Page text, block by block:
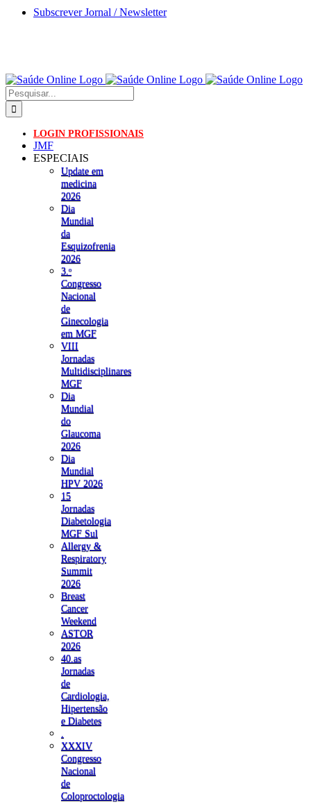
Skip
Subscrever Jornal / Newsletter
Pesquisar
LOGIN PROFISSIONAIS
JMF
ESPECIAIS
Update em
medicina
2026
Dia
Mundial
da
Esquizofrenia
2026
3.ᵒ
Congresso
Nacional
de
Ginecologia
em MGF
VIII
Jornadas
Multidisciplinares
MGF
Dia
Mundial
do
Glaucoma
2026
Dia
Mundial
HPV 2026
15
Jornadas
Diabetologia
MGF Sul
Allergy &
Respiratory
Summit
2026
Breast
Cancer
Weekend
ASTOR
2026
40.as
Jornadas
de
Cardiologia,
Hipertensão
e Diabetes
XXXIV
Congresso
Nacional
de
Coloproctologia